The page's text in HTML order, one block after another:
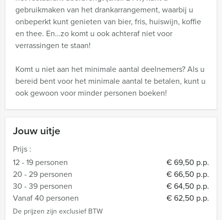
Jouw uitje
Prijs :
12 - 19 personen
€ 69,50 p.p.
20 - 29 personen
€ 66,50 p.p.
30 - 39 personen
€ 64,50 p.p.
Vanaf 40 personen
€ 62,50 p.p.
De prijzen zijn exclusief BTW
gebruikmaken van het drankarrangement, waarbij u
onbeperkt kunt genieten van bier, fris, huiswijn, koffie
en thee. En…zo komt u ook achteraf niet voor
verrassingen te staan!
Komt u niet aan het minimale aantal deelnemers? Als u
bereid bent voor het minimale aantal te betalen, kunt u
ook gewoon voor minder personen boeken!